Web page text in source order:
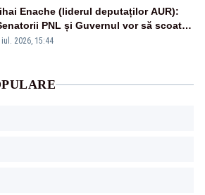
Enache (liderul deputaților AUR):
PNL și Guvernul vor să scoată
vânzare bunuri publice pentru a stinge
iul. 2026, 15:44